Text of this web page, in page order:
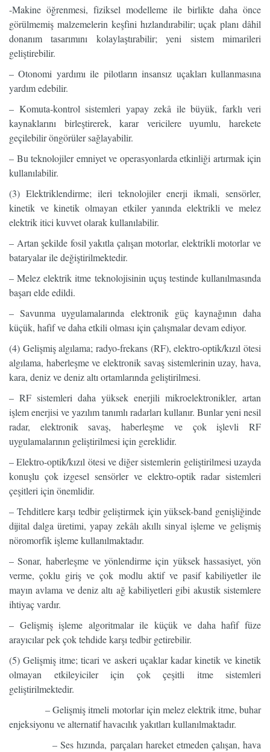
-Makine öğrenmesi, fiziksel modelleme ile birlikte daha önce
görülmemiş malzemelerin keşfini hızlandırabilir; uçak planı dâhil
donanım tasarımını kolaylaştırabilir; yeni sistem mimarileri
geliştirebilir.
– Otonomi yardımı ile pilotların insansız uçakları kullanmasına
yardım edebilir.
– Komuta-kontrol sistemleri yapay zekâ ile büyük, farklı veri
kaynaklarını birleştirerek, karar vericilere uyumlu, harekete
geçilebilir öngörüler sağlayabilir.
– Bu teknolojiler emniyet ve operasyonlarda etkinliği artırmak için
kullanılabilir.
(3) Elektriklendirme; ileri teknolojiler enerji ikmali, sensörler,
kinetik ve kinetik olmayan etkiler yanında elektrikli ve melez
elektrik itici kuvvet olarak kullanılabilir.
– Artan şekilde fosil yakıtla çalışan motorlar, elektrikli motorlar ve
bataryalar ile değiştirilmektedir.
– Melez elektrik itme teknolojisinin uçuş testinde kullanılmasında
başarı elde edildi.
– Savunma uygulamalarında elektronik güç kaynağının daha
küçük, hafif ve daha etkili olması için çalışmalar devam ediyor.
(4) Gelişmiş algılama; radyo-frekans (RF), elektro-optik/kızıl ötesi
algılama, haberleşme ve elektronik savaş sistemlerinin uzay, hava,
kara, deniz ve deniz altı ortamlarında geliştirilmesi.
– RF sistemleri daha yüksek enerjili mikroelektronikler, artan
işlem enerjisi ve yazılım tanımlı radarları kullanır. Bunlar yeni nesil
radar, elektronik savaş, haberleşme ve çok işlevli RF
uygulamalarının geliştirilmesi için gereklidir.
– Elektro-optik/kızıl ötesi ve diğer sistemlerin geliştirilmesi uzayda
konuşlu çok izgesel sensörler ve elektro-optik radar sistemleri
çeşitleri için önemlidir.
– Tehditlere karşı tedbir geliştirmek için yüksek-band genişliğinde
dijital dalga üretimi, yapay zekâlı akıllı sinyal işleme ve gelişmiş
nöromorfik işleme kullanılmaktadır.
– Sonar, haberleşme ve yönlendirme için yüksek hassasiyet, yön
verme, çoklu giriş ve çok modlu aktif ve pasif kabiliyetler ile
mayın avlama ve deniz altı ağ kabiliyetleri gibi akustik sistemlere
ihtiyaç vardır.
– Gelişmiş işleme algoritmalar ile küçük ve daha hafif füze
arayıcılar pek çok tehdide karşı tedbir getirebilir.
(5) Gelişmiş itme; ticari ve askeri uçaklar kadar kinetik ve kinetik
olmayan etkileyiciler için çok çeşitli itme sistemleri
geliştirilmektedir.
– Gelişmiş itmeli motorlar için melez elektrik itme, buhar
enjeksiyonu ve alternatif havacılık yakıtları kullanılmaktadır.
– Ses hızında, parçaları hareket etmeden çalışan, hava